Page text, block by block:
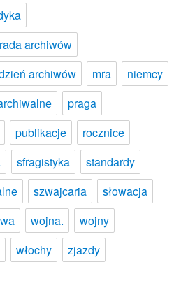
archiwów
archiwów
mra
niemcy
praga
publikacje
rocznice
sfragistyka
standardy
szwajcaria
słowacja
wojna.
wojny
włochy zjazdy